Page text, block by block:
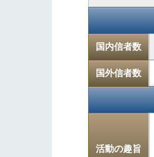
国内信者数
国外信者数
活動の趣旨